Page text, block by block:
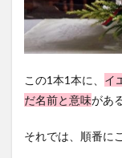
この1本1本に、 イ
だ名前と意味があ
それでは、順番に